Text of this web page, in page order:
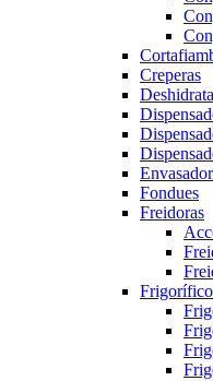
Creperas
Fondues
Freidoras